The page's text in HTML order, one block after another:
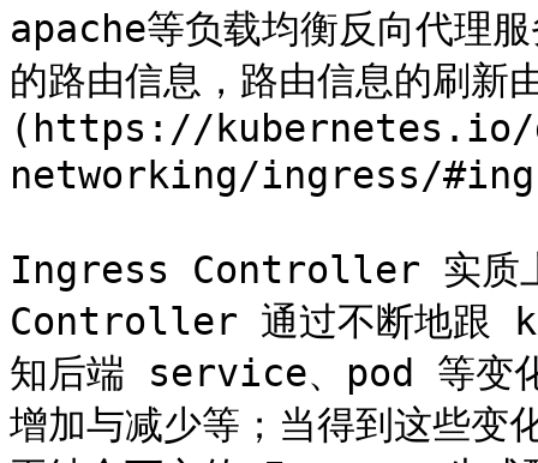
apache等负载均衡反向代理
的路由信息，路由信息的
(https://kubernetes.io/
networking/ingress/
Ingress Controller 实质上
Controller 通过不断地跟
知后端 service、pod 等变
增加与减少等；当得到这